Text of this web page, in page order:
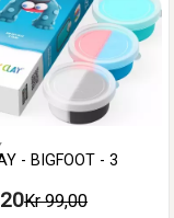
- BIGFOOT - 3
Kr 99,00